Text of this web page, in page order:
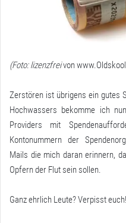
(Foto: lizenzfreivon
Zerstören ist übrigens ein gutes
Hochwassers bekomme ich
Providers mit
Kontonummern der
Mails die mich daran erinnern,
Opfern der Flut sein sollen.
Ganz ehrlich Leute? Verpisst